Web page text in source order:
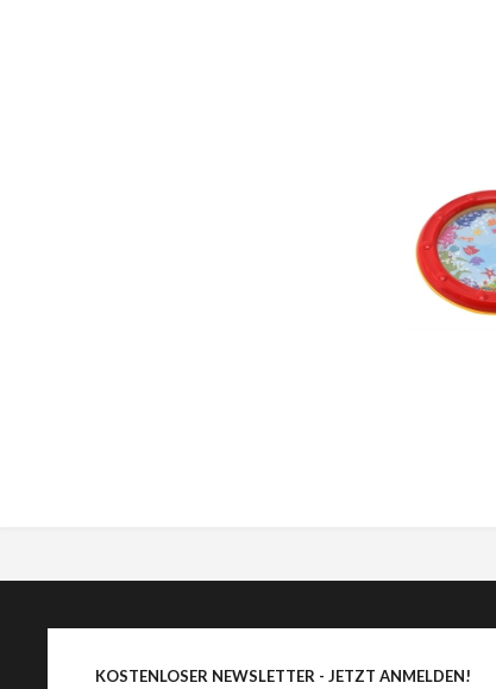
KOSTENLOSER NEWSLETTER - JETZT ANMELDEN!